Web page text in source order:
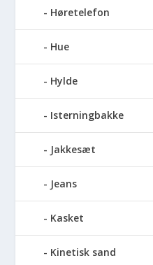
Høretelefon
Hue
Hylde
Isterningbakke
Jakkesæt
Jeans
Kasket
Kinetisk sand